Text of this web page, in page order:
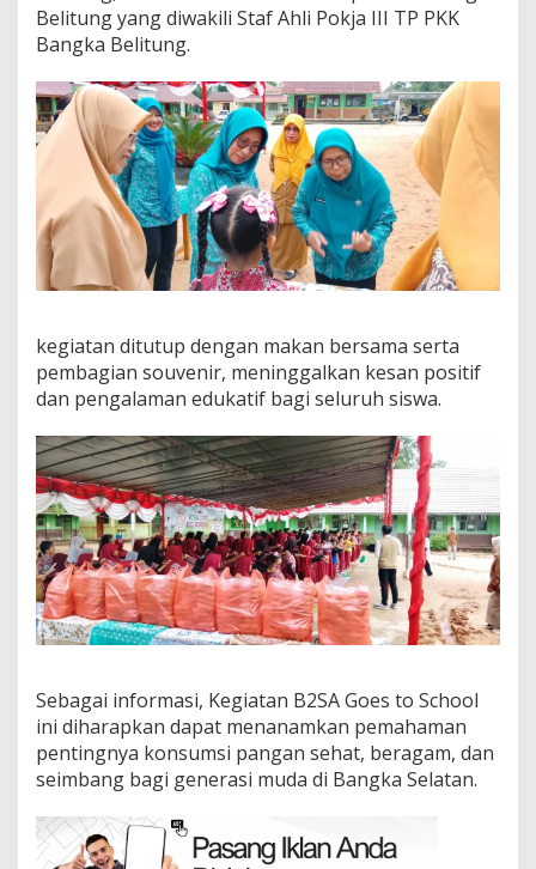
Belitung yang diwakili Staf Ahli Pokja III TP PKK
Bangka Belitung.
kegiatan ditutup dengan makan bersama serta
pembagian souvenir, meninggalkan kesan positif
dan pengalaman edukatif bagi seluruh siswa.
Sebagai informasi, Kegiatan B2SA Goes to School
ini diharapkan dapat menanamkan pemahaman
pentingnya konsumsi pangan sehat, beragam, dan
seimbang bagi generasi muda di Bangka Selatan.